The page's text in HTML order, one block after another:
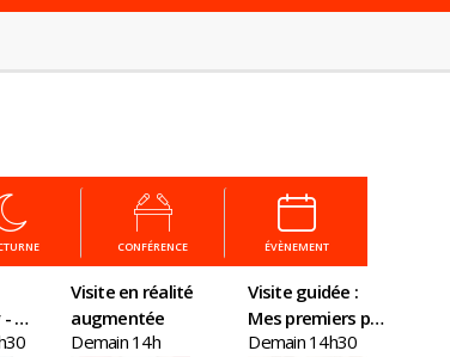
CONFÉRENCE ÉVÈNEMENT
All
Visite en réalité
augmentée
Demain 14h
Visite guidée :
Mes premiers pas
en économie
Demain 14h30